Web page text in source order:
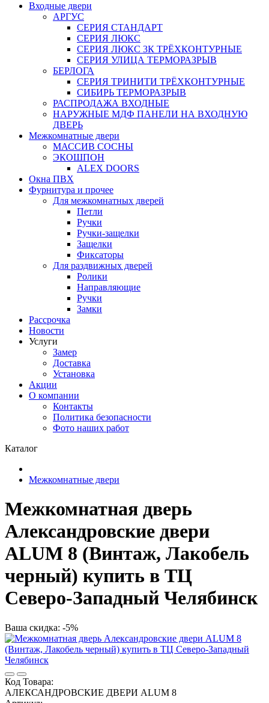
Входные двери
АРГУС
СЕРИЯ СТАНДАРТ
СЕРИЯ ЛЮКС
СЕРИЯ ЛЮКС 3К ТРЁХКОНТУРНЫЕ
СЕРИЯ УЛИЦА ТЕРМОРАЗРЫВ
БЕРЛОГА
СЕРИЯ ТРИНИТИ ТРЁХКОНТУРНЫЕ
СИБИРЬ ТЕРМОРАЗРЫВ
РАСПРОДАЖА ВХОДНЫЕ
НАРУЖНЫЕ МДФ ПАНЕЛИ НА ВХОДНУЮ
ДВЕРЬ
Межкомнатные двери
МАССИВ СОСНЫ
ЭКОШПОН
ALEX DOORS
Окна ПВХ
Фурнитура и прочее
Для межкомнатных дверей
Петли
Ручки
Ручки-защелки
Защелки
Фиксаторы
Для раздвижных дверей
Ролики
Направляющие
Ручки
Замки
Рассрочка
Новости
Услуги
Замер
Доставка
Установка
Акции
О компании
Контакты
Политика безопасности
Фото наших работ
Каталог
Межкомнатные двери
Межкомнатная дверь
Александровские двери
ALUM 8 (Винтаж, Лакобель
черный) купить в ТЦ
Северо-Западный Челябинск
Ваша скидка: -5%
Код Товара:
АЛЕКСАНДРОВСКИЕ ДВЕРИ ALUM 8